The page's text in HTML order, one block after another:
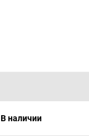
В наличии